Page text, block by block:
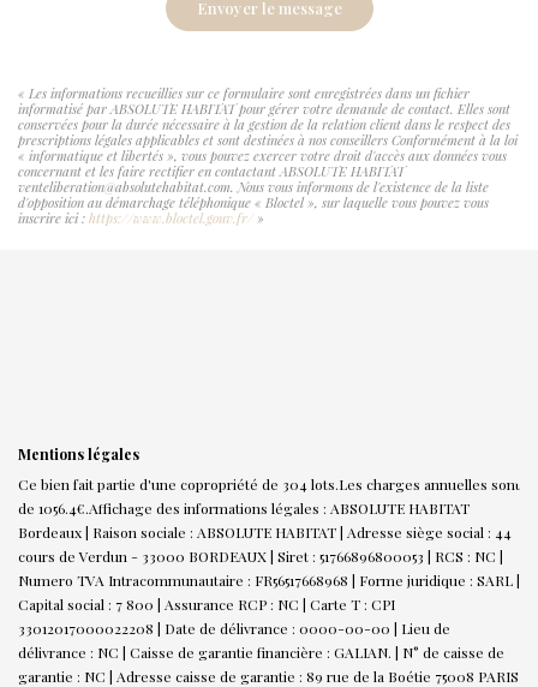
Envoyer le message
« Les informations recueillies sur ce formulaire sont enregistrées dans un fichier
informatisé par ABSOLUTE HABITAT pour gérer votre demande de contact. Elles sont
conservées pour la durée nécessaire à la gestion de la relation client dans le respect des
prescriptions légales applicables et sont destinées à nos conseillers Conformément à la loi
« informatique et libertés », vous pouvez exercer votre droit d'accès aux données vous
concernant et les faire rectifier en contactant ABSOLUTE HABITAT
venteliberation@absolutehabitat.com. Nous vous informons de l'existence de la liste
d'opposition au démarchage téléphonique « Bloctel », sur laquelle vous pouvez vous
inscrire ici : https://www.bloctel.gouv.fr/»
Mentions légales
Ce bien fait partie d'une copropriété de 304 lots.Les charges annuelles sont
de 1056.4€.Affichage des informations légales : ABSOLUTE HABITAT
Bordeaux | Raison sociale : ABSOLUTE HABITAT | Adresse siège social : 44
cours de Verdun - 33000 BORDEAUX | Siret : 51766896800053 | RCS : NC |
Numero TVA Intracommunautaire : FR56517668968 | Forme juridique : SARL |
Capital social : 7 800 | Assurance RCP : NC | Carte T : CPI
33012017000022208 | Date de délivrance : 0000-00-00 | Lieu de
délivrance : NC | Caisse de garantie financière : GALIAN. | N° de caisse de
garantie : NC | Adresse caisse de garantie : 89 rue de la Boétie 75008 PARIS